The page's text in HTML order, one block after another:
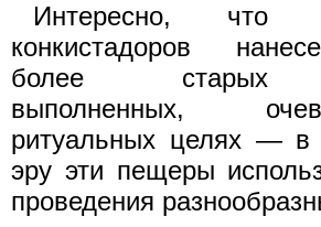
Интересно, что
конкистадоров
более старых
выполненных,
ритуальных целях — в
эру эти пещеры
проведения